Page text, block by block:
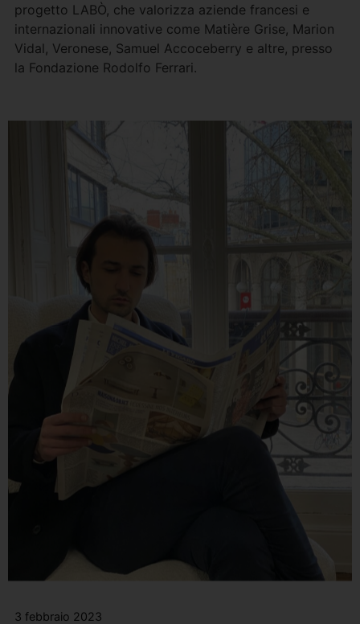
progetto LABÒ, che valorizza aziende francesi e
internazionali innovative come Matière Grise, Marion
Vidal, Veronese, Samuel Accoceberry e altre, presso
la Fondazione Rodolfo Ferrari.
3 febbraio 2023